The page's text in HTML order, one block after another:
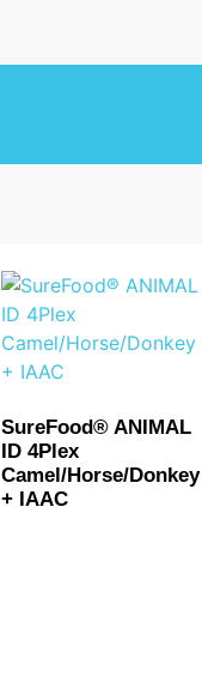
SureFood® ANIMAL
ID 4Plex
Camel/Horse/Donkey
+ IAAC